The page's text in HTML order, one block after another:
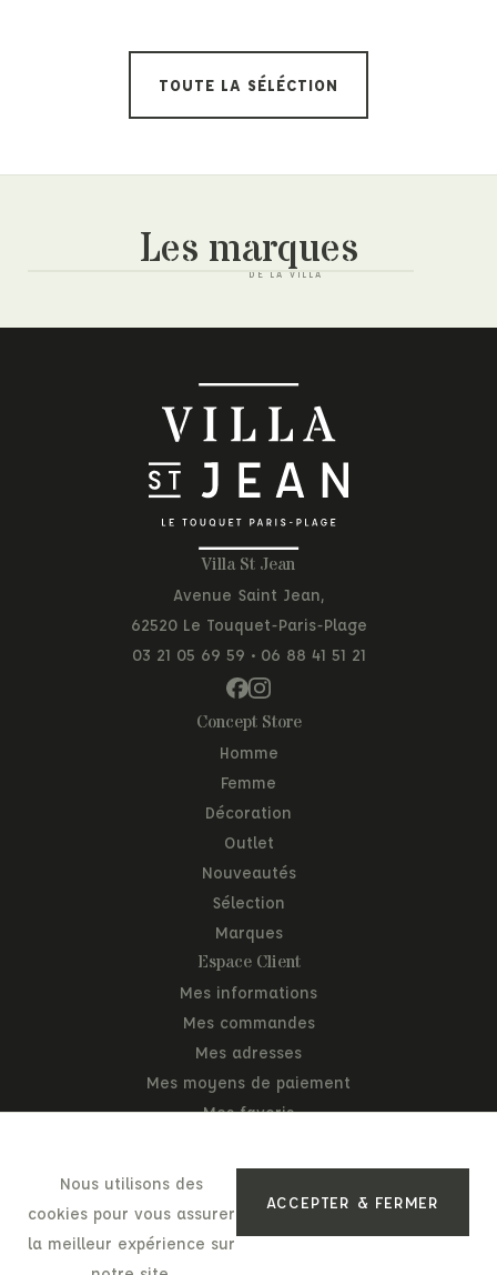
TOUTE LA SÉLÉCTION
Les marques
Villa St Jean
Avenue Saint Jean,
62520 Le Touquet-Paris-Plage
03 21 05 69 59 • 06 88 41 51 21
Concept Store
Homme
Femme
Décoration
Outlet
Nouveautés
Sélection
Marques
Espace Client
Mes informations
Mes commandes
Mes adresses
Mes moyens de paiement
Mes favoris
Mentions légalesPolitique de confidentialité
Nous utilisons des
cookies pour vous assurer
la meilleur expérience sur
ACCEPTER & FERMER